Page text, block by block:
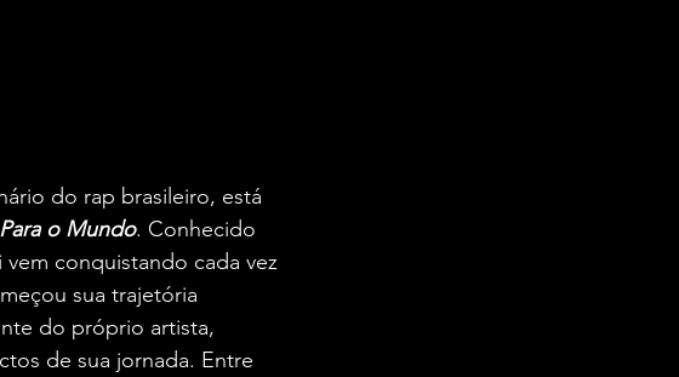
do rap brasileiro, está
o Mundo. Conhecido
conquistando cada vez
sua trajetória
do próprio artista,
de sua jornada. Entre